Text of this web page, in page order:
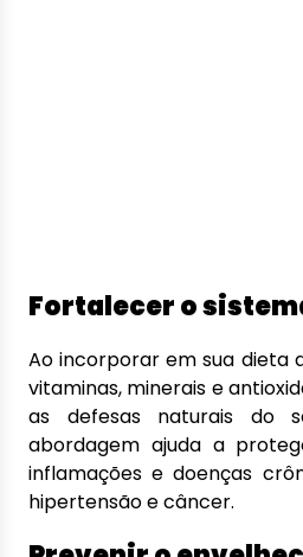
Fortalecer o
Ao incorporar em sua dieta
vitaminas, minerais e
as defesas naturais do
abordagem ajuda a
inflamações e doenças
hipertensão e câncer.